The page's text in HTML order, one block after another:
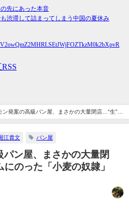
ン発案の高級パン屋、まさかの大量閉店…“生”食
ブームにのった「小麦の奴隷」 [おっさん友の会★]
江貴文 パン屋
ン屋、まさかの大量閉
のった「小麦の奴隷」